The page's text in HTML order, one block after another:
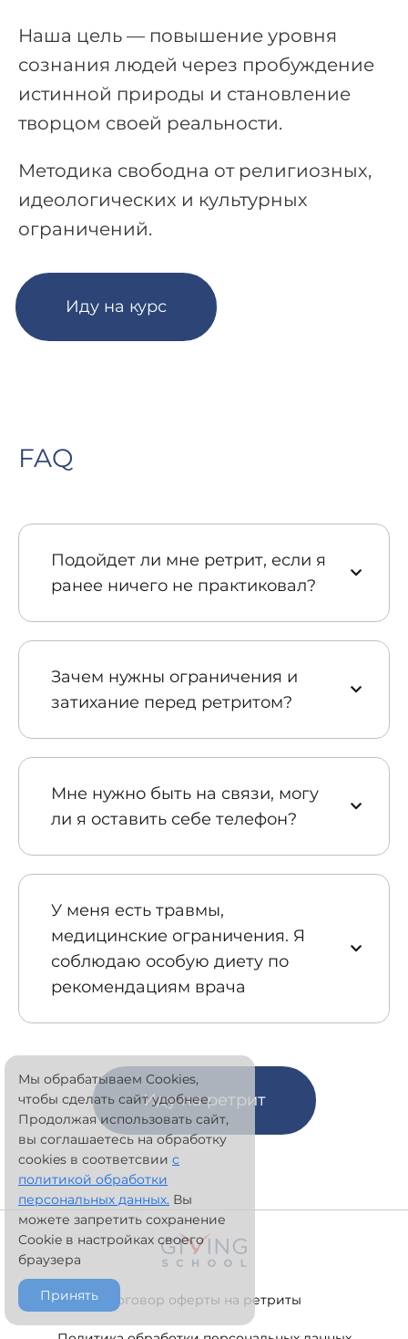
Наша цель — повышение уровня
сознания людей через пробуждение
истинной природы и становление
творцом своей реальности.
Методика свободна от религиозных,
идеологических и культурных
ограничений.
Иду на курс
FAQ
Подойдет ли мне ретрит, если я
ранее ничего не практиковал?
Зачем нужны ограничения и
затихание перед ретритом?
Мне нужно быть на связи, могу
ли я оставить себе телефон?
У меня есть травмы,
медицинские ограничения. Я
соблюдаю особую диету по
рекомендациям врача
Иду на ретрит
Договор оферты на ретриты
Мы обрабатываем Cookies,
чтобы сделать сайт удобнее.
Продолжая использовать сайт,
вы соглашаетесь на обработку
cookies в соответсвии с
политикой обработки
персональных данных. Вы
можете запретить сохранение
Cookie в настройках своего
браузера
Принять